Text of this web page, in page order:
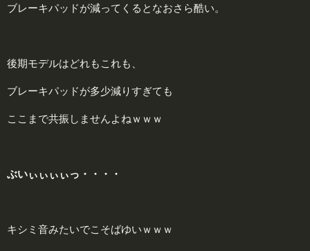
ブレーキパッドが減ってくるとなおさら酷い。
後期モデルはどれもこれも、
ブレーキパッドが多少減りすぎても
ここまで共振しませんよねｗｗｗ
ぶいぃぃぃぃっ・・・・
キシミ音みたいでこそばゆいｗｗｗ